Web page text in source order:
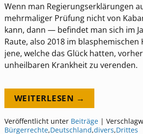
Wenn man Regierungserklärungen
mehrmaliger Prüfung nicht von
kann, dann — befindet man sich im
Raute, also 2018 im blasphemischen
jene, welche das Glück hatten,
unheilbaren Krankheit zu verenden.
WEITERLESEN →
Veröffentlicht unter Beiträge|
Bürgerrechte,Deutschland,divers,Drittes